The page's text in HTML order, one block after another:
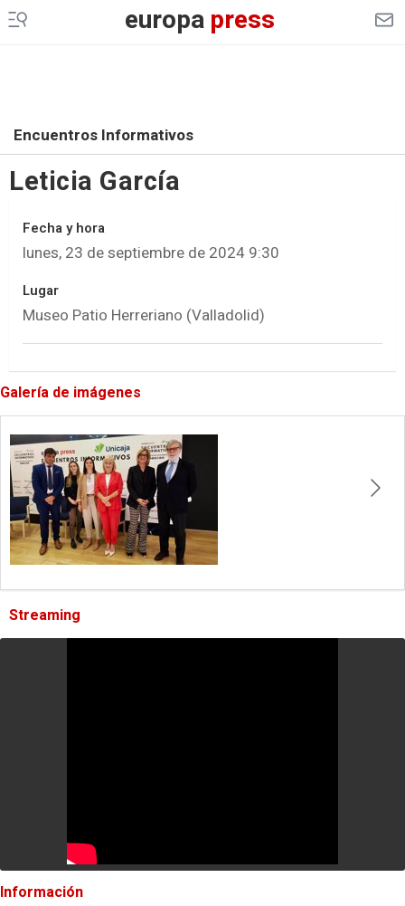
europapress
Encuentros Informativos
Leticia García
Fecha y hora
lunes, 23 de septiembre de 2024 9:30
Lugar
Museo Patio Herreriano (Valladolid)
Galería de imágenes
Streaming
Información